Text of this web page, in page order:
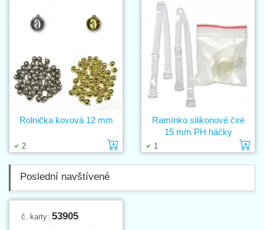
2 Vložit do košíku
Rolnička kovová 12 mm
1
Ramínko silikonové čiré
15 mm PH háčky
Poslední navštívené
č. karty: 53905